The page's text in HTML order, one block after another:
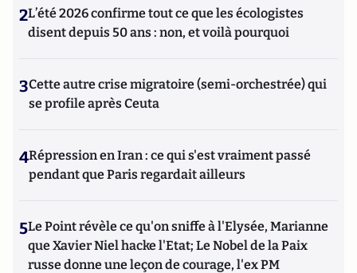
2L’été 2026 confirme tout ce que les écologistes
disent depuis 50 ans : non, et voilà pourquoi
3Cette autre crise migratoire (semi-orchestrée) qui
se profile après Ceuta
4Répression en Iran : ce qui s'est vraiment passé
pendant que Paris regardait ailleurs
5Le Point révèle ce qu'on sniffe à l'Elysée, Marianne
que Xavier Niel hacke l'Etat; Le Nobel de la Paix
russe donne une leçon de courage, l'ex PM